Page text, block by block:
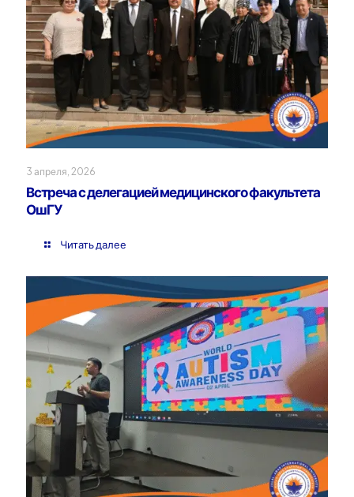
3 апреля, 2026
Встреча с делегацией медицинского факультета
ОшГУ
Читать далее